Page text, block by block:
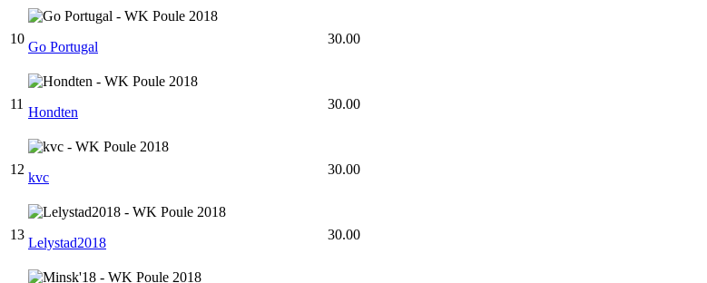
10
Go Portugal
30.00
11
Hondten
30.00
12
kvc
30.00
13
Lelystad2018
30.00